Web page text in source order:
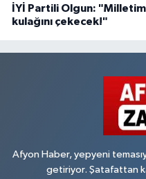
İYİ Partili Olgun:
kulağını çekecek!"
Afyon Haber, yepyeni
getiriyor. Şatafattan